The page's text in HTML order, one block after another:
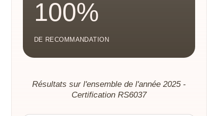
100%
DE RECOMMANDATION
Résultats sur l'ensemble de l'année 2025 -
Certification RS6037